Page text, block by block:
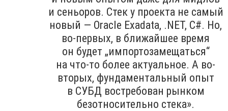
и сеньоров. Стек у проекта не самый
новый — Oracle Exadata, .NET, C#. Но,
во-первых, в ближайшее время
он будет „импортозамещаться“
на что-то более актуальное. А во-
вторых, фундаментальный опыт
в СУБД востребован рынком
безотносительно стека».